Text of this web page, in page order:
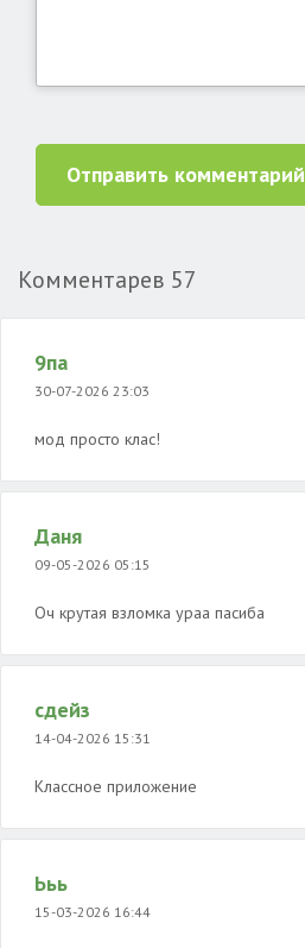
Отправить комментарий
Комментарев 57
9па
30-07-2026 23:03
мод просто клас!
Даня
09-05-2026 05:15
Оч крутая взломка ураа пасиба
сдейз
14-04-2026 15:31
Классное приложение
Ььь
15-03-2026 16:44